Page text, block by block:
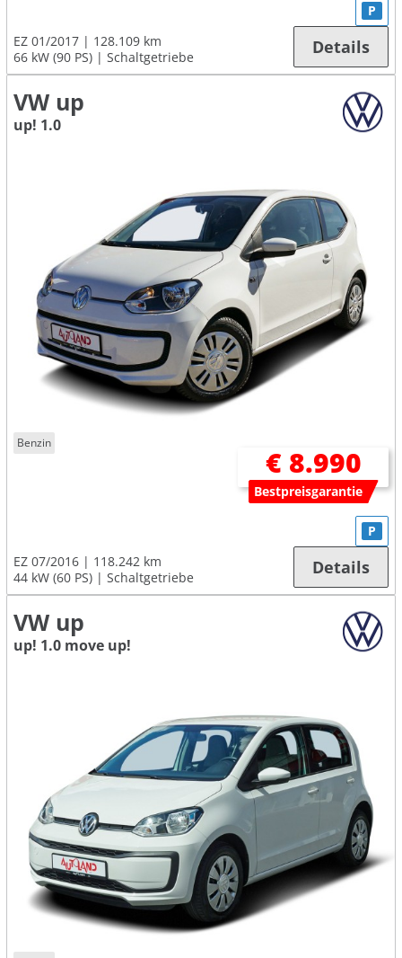
EZ 01/2017
128.109 km
66 kW (90 PS)
Schaltgetriebe
P
Details
VW up
up! 1.0
Benzin
€ 8.990
Bestpreisgarantie
EZ 07/2016
118.242 km
44 kW (60 PS)
Schaltgetriebe
P
Details
VW up
up! 1.0 move up!